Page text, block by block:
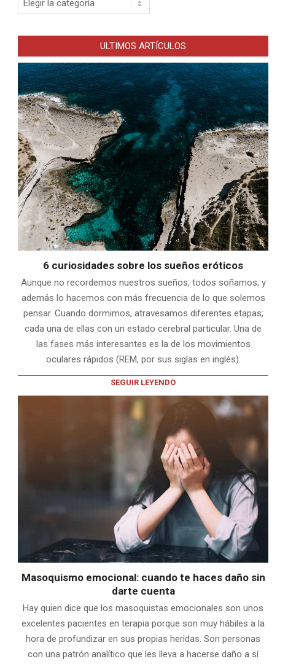
ULTIMOS ARTÍCULOS
6 curiosidades sobre los sueños eróticos
Aunque no recordemos nuestros sueños, todos soñamos; y
además lo hacemos con más frecuencia de lo que solemos
pensar. Cuando dormimos, atravesamos diferentes etapas;
cada una de ellas con un estado cerebral particular. Una de
las fases más interesantes es la de los movimientos
oculares rápidos (REM, por sus siglas en inglés).
SEGUIR LEYENDO
Masoquismo emocional: cuando te haces daño sin
darte cuenta
Hay quien dice que los masoquistas emocionales son unos
excelentes pacientes en terapia porque son muy hábiles a la
hora de profundizar en sus propias heridas. Son personas
con una patrón analítico que les lleva a hacerse daño a sí